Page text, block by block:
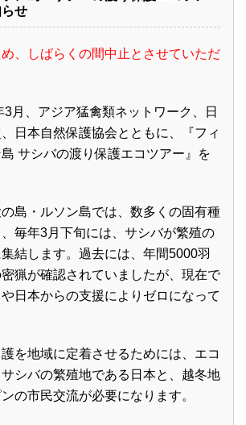
せ
、しばらくの間中止とさせていただ
月、アジア猛禽類ネットワーク、日
日本自然保護協会とともに、『フィ
サシバの渡り保護エコツアー』を
島・ルソン島では、数多くの固有種
毎年3月下旬には、サシバが繁殖の
結します。過去には、年間5000羽
猟が確認されていましたが、現在で
日本からの支援によりゼロになって
を地域に定着させるためには、エコ
シバの繁殖地である日本と、越冬地
の市民交流が必要になります。